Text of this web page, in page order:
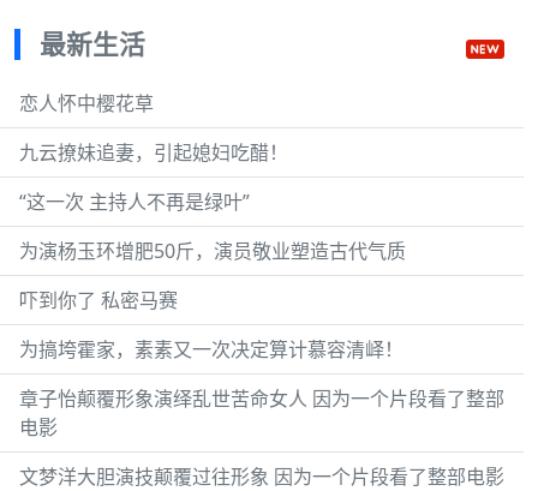
最新生活
恋人怀中樱花草
九云撩妹追妻，引起媳妇吃醋！
“这一次 主持人不再是绿叶”
为演杨玉环增肥50斤，演员敬业塑造古代气质
吓到你了 私密马赛
为搞垮霍家，素素又一次决定算计慕容清峄！
章子怡颠覆形象演绎乱世苦命女人 因为一个片段看了整部
电影
文梦洋大胆演技颠覆过往形象 因为一个片段看了整部电影